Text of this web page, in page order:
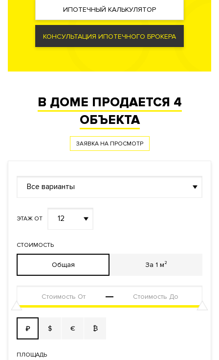
Документы ЗАЯВКА НА ЮРИДИЧЕСКУЮ КОНСУЛЬТАЦИЮ
Инвестиционный договор
договору
Жилой
ИПОТЕЧНЫЙ КАЛЬКУЛЯТОР
КОНСУЛЬТАЦИЯ ИПОТЕЧНОГО БРОКЕРА
В ДОМЕ ПРОДАЕТСЯ 4
ОБЪЕКТА
ЗАЯВКА НА ПРОСМОТР
Все варианты
ЭТАЖ ОТ 12
СТОИМОСТЬ
Общая За 1 м²
₽ $ € ₿
ПЛОЩАДЬ